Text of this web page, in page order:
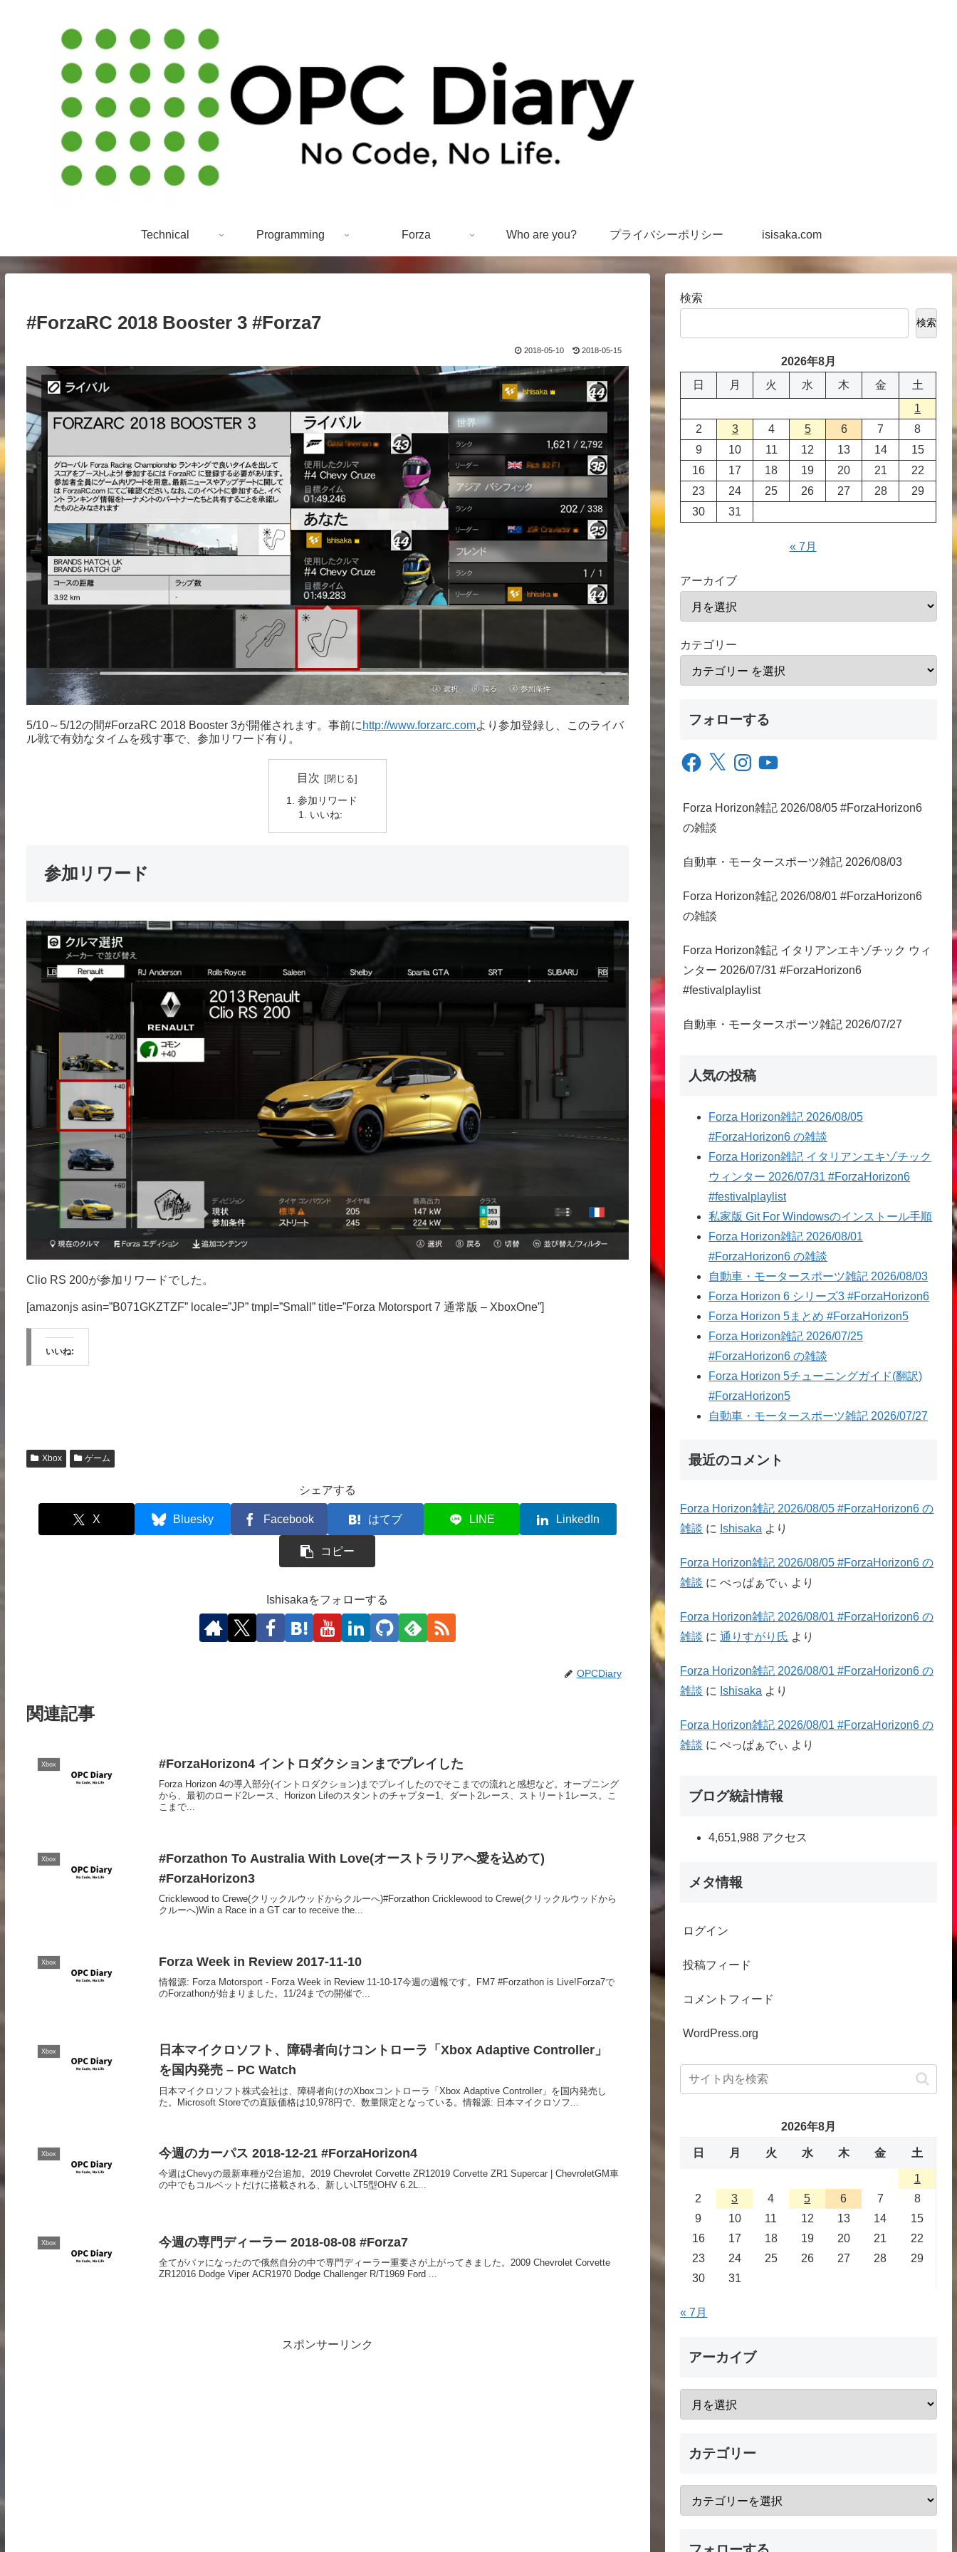
Technical Programming Forza Who are you? プライバシーポリシー isisaka.com
#ForzaRC 2018 Booster 3 #Forza7
2018-05-10 2018-05-15
5/10～5/12の間#ForzaRC 2018 Booster 3が開催されます。事前に http://www.forzarc.comより参加登録し、このライバ
ル戦で有効なタイムを残す事で、参加リワード有り。
目次
参加リワード
いいね:
参加リワード
Clio RS 200が参加リワードでした。
[amazonjs asin=”B071GKZTZF” locale=”JP” tmpl=”Small” title=”Forza Motorsport 7 通常版 – XboxOne”]
いいね:
Xbox ゲーム
シェアする
X Bluesky Facebook はてブ LINE LinkedIn
コピー
Ishisakaをフォローする
OPCDiary
関連記事
Xbox #ForzaHorizon4 イントロダクションまでプレイした
Forza Horizon 4の導入部分(イントロダクション)までプレイしたのでそこまでの流れと感想など。オープニング
から、最初のロード2レース、Horizon Lifeのスタントのチャプター1、ダート2レース、ストリート1レース。こ
こまで...
Xbox
#Forzathon To Australia With Love(オーストラリアへ愛を込めて)
#ForzaHorizon3
Cricklewood to Crewe(クリックルウッドからクルーへ)#Forzathon Cricklewood to Crewe(クリックルウッドから
クルーへ)Win a Race in a GT car to receive the...
Xbox Forza Week in Review 2017-11-10
情報源: Forza Motorsport - Forza Week in Review 11-10-17今週の週報です。FM7 #Forzathon is Live!Forza7で
のForzathonが始まりました。11/24までの開催で...
Xbox
日本マイクロソフト、障碍者向けコントローラ「Xbox Adaptive Controller」
を国内発売 – PC Watch
日本マイクロソフト株式会社は、障碍者向けのXboxコントローラ「Xbox Adaptive Controller」を国内発売し
た。Microsoft Storeでの直販価格は10,978円で、数量限定となっている。情報源: 日本マイクロソフ...
Xbox 今週のカーパス 2018-12-21 #ForzaHorizon4
今週はChevyの最新車種が2台追加。2019 Chevrolet Corvette ZR12019 Corvette ZR1 Supercar | ChevroletGM車
の中でもコルベットだけに搭載される、新しいLT5型OHV 6.2L...
Xbox 今週の専門ディーラー 2018-08-08 #Forza7
全てがパァになったので俄然自分の中で専門ディーラー重要さが上がってきました。2009 Chevrolet Corvette
ZR12016 Dodge Viper ACR1970 Dodge Challenger R/T1969 Ford ...
スポンサーリンク
検索
検索
2026年8月
日
月 火 水 木 金
土
1
2
3 4 5 6 7
8
9
10 11 12 13 14
15
16
17 18 19 20 21
22
23
24 25 26 27 28
29
30
31
« 7月
アーカイブ
カテゴリー
フォローする
Facebook
X InstagramYouTube
Forza Horizon雑記 2026/08/05 #ForzaHorizon6
の雑談
自動車・モータースポーツ雑記 2026/08/03
Forza Horizon雑記 2026/08/01 #ForzaHorizon6
の雑談
Forza Horizon雑記 イタリアンエキゾチック ウィ
ンター 2026/07/31 #ForzaHorizon6
#festivalplaylist
自動車・モータースポーツ雑記 2026/07/27
人気の投稿
Forza Horizon雑記 2026/08/05
#ForzaHorizon6 の雑談
Forza Horizon雑記 イタリアンエキゾチック
ウィンター 2026/07/31 #ForzaHorizon6
#festivalplaylist
私家版 Git For Windowsのインストール手順
Forza Horizon雑記 2026/08/01
#ForzaHorizon6 の雑談
自動車・モータースポーツ雑記 2026/08/03
Forza Horizon 6 シリーズ3 #ForzaHorizon6
Forza Horizon 5まとめ #ForzaHorizon5
Forza Horizon雑記 2026/07/25
#ForzaHorizon6 の雑談
Forza Horizon 5チューニングガイド(翻訳)
#ForzaHorizon5
自動車・モータースポーツ雑記 2026/07/27
最近のコメント
Forza Horizon雑記 2026/08/05 #ForzaHorizon6 の
雑談 に Ishisaka より
Forza Horizon雑記 2026/08/05 #ForzaHorizon6 の
雑談 にぺっぱぁでぃ より
Forza Horizon雑記 2026/08/01 #ForzaHorizon6 の
雑談 に通りすがり氏 より
Forza Horizon雑記 2026/08/01 #ForzaHorizon6 の
雑談 に Ishisaka より
Forza Horizon雑記 2026/08/01 #ForzaHorizon6 の
雑談 にぺっぱぁでぃ より
ブログ統計情報
4,651,988 アクセス
メタ情報
ログイン
投稿フィード
コメントフィード
WordPress.org
2026年8月
日 月 火 水 木 金 土
1
2
3 4 5 6 7
8
9
10 11 12 13 14
15
16
17 18 19 20 21
22
23
24 25 26 27 28
29
30
31
« 7月
アーカイブ
カテゴリー